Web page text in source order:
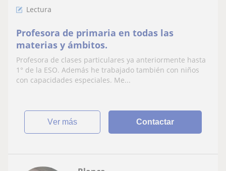
Lectura
Profesora de primaria en todas las
materias y ámbitos.
Profesora de clases particulares ya anteriormente hasta
1° de la ESO. Además he trabajado también con niños
con capacidades especiales. Me...
ver más Contactar